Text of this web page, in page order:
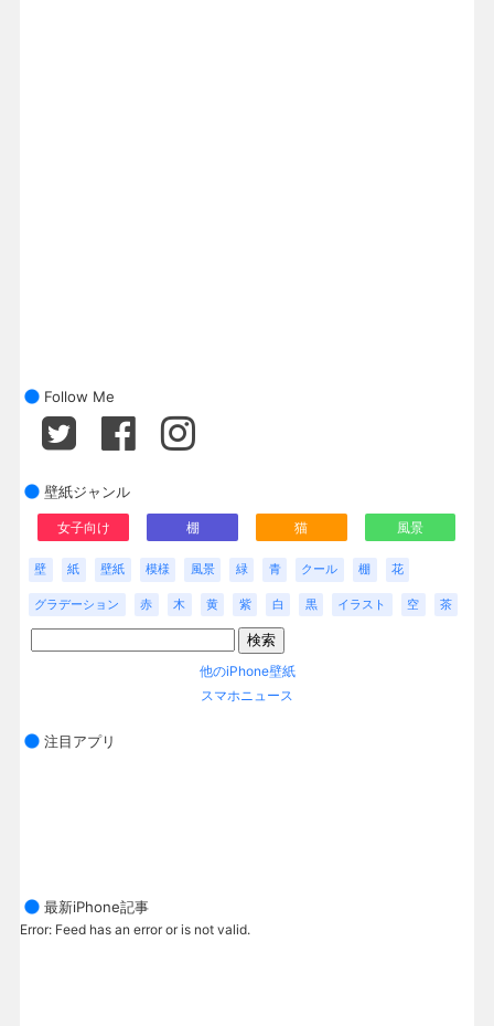
Follow Me
壁紙ジャンル
女子向け 棚 猫 風景
壁 紙 壁紙 模様 風景 緑 青 クール 棚 花
グラデーション 赤 木 黄 紫 白 黒 イラスト 空 茶
他のiPhone壁紙
スマホニュース
注目アプリ
最新iPhone記事
Error: Feed has an error or is not valid.